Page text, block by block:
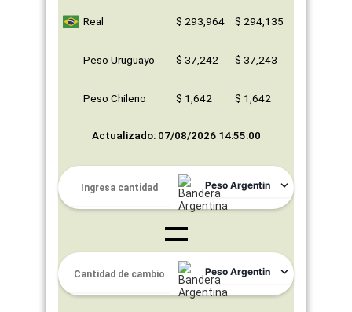
Real $ 293,964 $ 294,135
Peso Uruguayo $ 37,242 $ 37,243
Peso Chileno $ 1,642 $ 1,642
Actualizado: 07/08/2026 14:55:00